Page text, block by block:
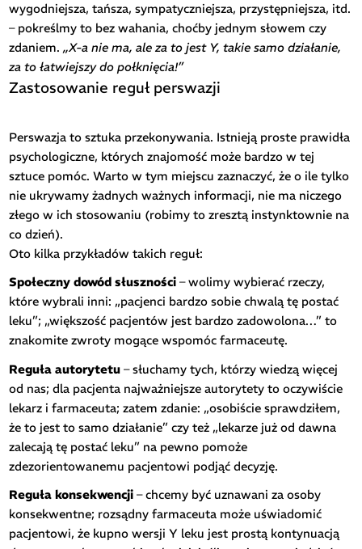
wygodniejsza, tańsza, sympatyczniejsza, przystępniejsza, itd.
– pokreślmy to bez wahania, choćby jednym słowem czy
zdaniem.„X-a nie ma, ale za to jest Y, takie samo działanie,
za to łatwiejszy do połknięcia!”
Zastosowanie reguł perswazji
Perswazja to sztuka przekonywania. Istnieją proste prawidła
psychologiczne, których znajomość może bardzo w tej
sztuce pomóc. Warto w tym miejscu zaznaczyć, że o ile tylko
nie ukrywamy żadnych ważnych informacji, nie ma niczego
złego w ich stosowaniu (robimy to zresztą instynktownie na
co dzień).
Oto kilka przykładów takich reguł:
Społeczny dowód słuszności – wolimy wybierać rzeczy,
które wybrali inni: „pacjenci bardzo sobie chwalą tę postać
leku”; „większość pacjentów jest bardzo zadowolona…” to
znakomite zwroty mogące wspomóc farmaceutę.
Reguła autorytetu – słuchamy tych, którzy wiedzą więcej
od nas; dla pacjenta najważniejsze autorytety to oczywiście
lekarz i farmaceuta; zatem zdanie: „osobiście sprawdziłem,
że to jest to samo działanie” czy też „lekarze już od dawna
zalecają tę postać leku” na pewno pomoże
zdezorientowanemu pacjentowi podjąć decyzję.
Reguła konsekwencji – chcemy być uznawani za osoby
konsekwentne; rozsądny farmaceuta może uświadomić
pacjentowi, że kupno wersji Y leku jest prostą kontynuacją